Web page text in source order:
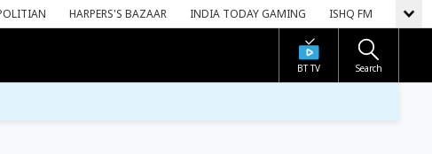
HARPERS'S BAZAAR INDIA TODAY GAMING ISHQ FM
BT TV Search